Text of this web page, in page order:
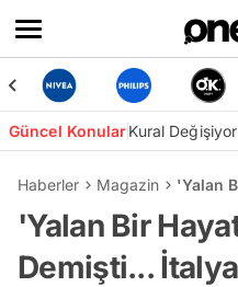
Güncel KonularKural Değişiyor
Haberler Magazin 'Yalan
'Yalan Bir
Demişti...